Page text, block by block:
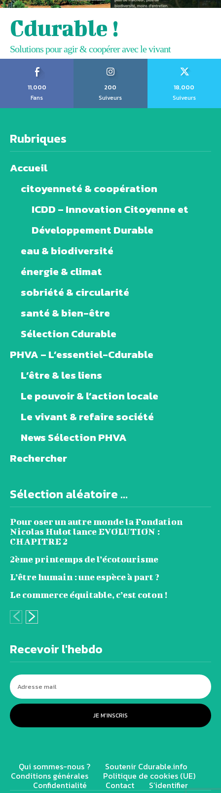
Cdurable !
Solutions pour agir & coopérer avec le vivant
11,000
Fans
200
Suiveurs
18,000
Suiveurs
Rubriques
Accueil
citoyenneté & coopération
ICDD – Innovation Citoyenne et
Développement Durable
eau & biodiversité
énergie & climat
sobriété & circularité
santé & bien-être
Sélection Cdurable
PHVA – L’essentiel-Cdurable
L’être & les liens
Le pouvoir & l’action locale
Le vivant & refaire société
News Sélection PHVA
Rechercher
Sélection aléatoire ...
Pour oser un autre monde la Fondation
Nicolas Hulot lance EVOLUTION :
CHAPITRE 2
2ème printemps de l’écotourisme
L’être humain : une espèce à part ?
Le commerce équitable, c’est coton !
Recevoir l'hebdo
JE M'INSCRIS
Qui sommes-nous ? Soutenir Cdurable.info
Conditions générales Politique de cookies (UE)
Confidentialité Contact S’identifier